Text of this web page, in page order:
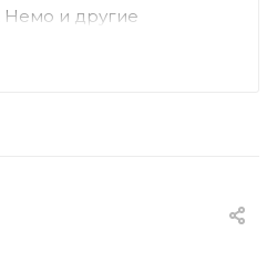
Немо и другие
от младенцев до
дети в игровой